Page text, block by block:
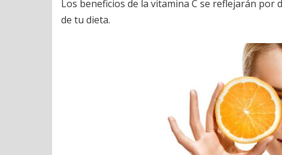
Los beneficios de la vitamina C se reflejarán
de tu dieta.